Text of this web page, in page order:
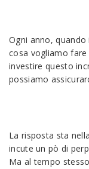
Ogni anno,
cosa vogliamo
investire questo
possiamo
La risposta sta
incute un pò di
Ma al tempo